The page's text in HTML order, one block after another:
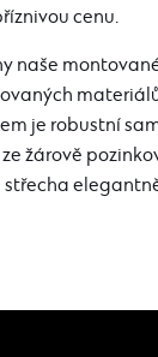
cenu.
naše
je robustní
žárově
střecha